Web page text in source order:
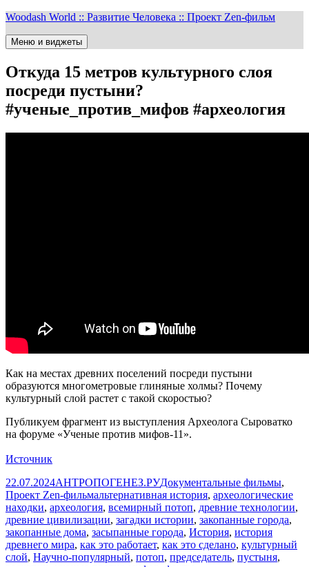
Перейти
содержимому
Woodash World :: Развитие Человека :: Проект Zen-фильм
Меню и виджеты
Откуда 15 метров культурного слоя
посреди пустыни?
#ученые_против_мифов #археология
Как на местах древних поселений посреди пустыни
образуются многометровые глиняные холмы? Почему
культурный слой растет с такой скоростью?
Публикуем фрагмент из выступления Археолога Сыроватко
на форуме «Ученые против мифов-11».
Источник
Опубликовано
22.07.2024Автор
АНТРОПОГЕНЕЗ.РУРубрики
Документальные фильмы,
Проект Zen-фильмМетки
альтернативная история, археологические
находки, археология, всемирный потоп, древние технологии,
древние цивилизации, загадки истории, закопанные города,
закопанные дома, засыпанные города, История, история
древнего мира, как это работает, как это сделано, культурный
слой, Научно-популярный, потоп, председатель, пустыня,